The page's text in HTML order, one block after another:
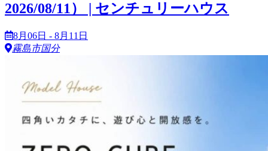
2026/08/11） | センチュリーハウス
8月06日 - 8月11日
霧島市国分